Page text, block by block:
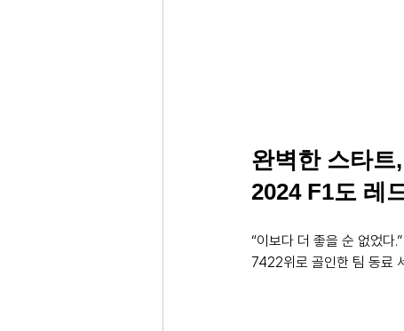
완벽한 스타
2024 F1도 레
“이보다 더 좋을 순 없었다
7422위로 골인한 팀 동료